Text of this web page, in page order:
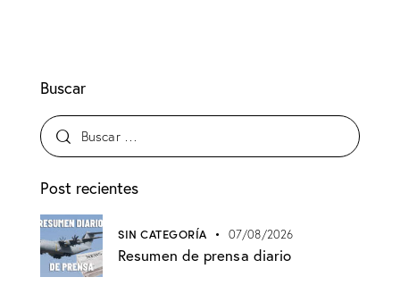
Buscar
Post recientes
SIN CATEGORÍA 07/08/2026
Resumen de prensa diario